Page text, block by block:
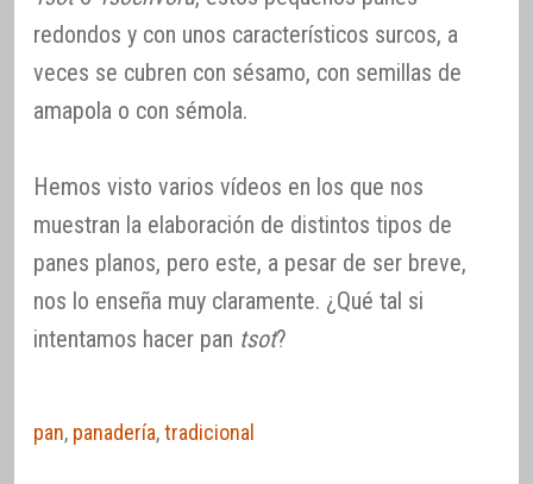
redondos y con unos característicos surcos, a
veces se cubren con sésamo, con semillas de
amapola o con sémola.
Hemos visto varios vídeos en los que nos
muestran la elaboración de distintos tipos de
panes planos, pero este, a pesar de ser breve,
nos lo enseña muy claramente. ¿Qué tal si
intentamos hacer pan tsot?
pan, panadería,tradicional